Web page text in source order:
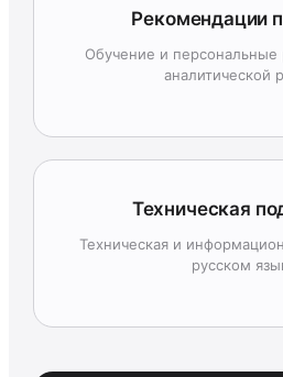
Рекомендации
Обучение и
аналитической
Техническая
Техническая и
русском